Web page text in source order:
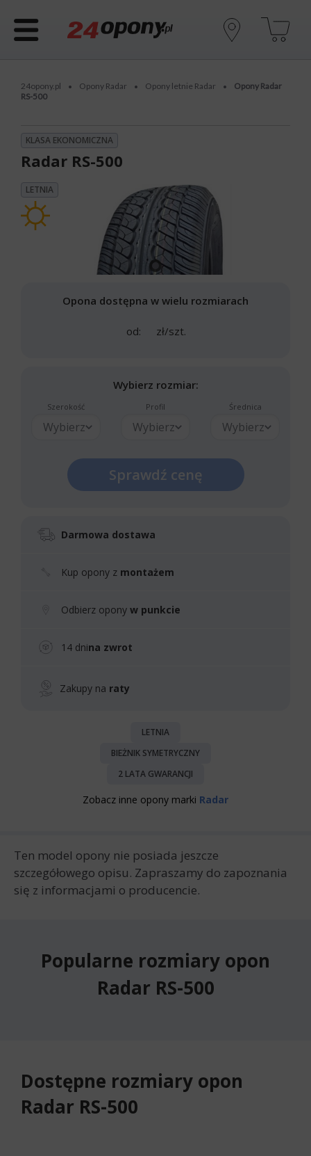
24opony.pl • Opony Radar • Opony letnie Radar •
Opony Radar
RS-500
KLASA EKONOMICZNA
Radar RS-500
LETNIA
Opona dostępna w wielu rozmiarach
od: zł/szt.
Wybierz rozmiar:
Szerokość
Wybierz
Profil
Wybierz
Średnica
Wybierz
Sprawdź cenę
Darmowa dostawa
Kup opony z montażem
Odbierz opony w punkcie
14 dnina zwrot
Zakupy na raty
LETNIA
BIEŻNIK SYMETRYCZNY
2 LATA GWARANCJI
Zobacz inne opony marki Radar
Ten model opony nie posiada jeszcze
szczegółowego opisu. Zapraszamy do zapoznania
się z informacjami o producencie.
Popularne rozmiary opon
Radar RS-500
Dostępne rozmiary opon
Radar RS-500